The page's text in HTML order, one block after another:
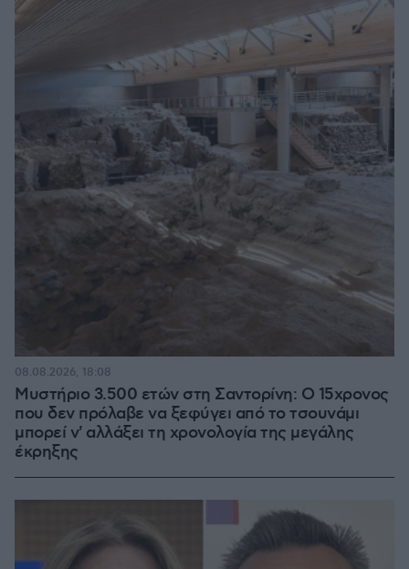
Μυστήριο 3.500 ετών στη Σαντορίνη: Ο 15χρονος
που δεν πρόλαβε να ξεφύγει από το τσουνάμι
μπορεί ν' αλλάξει τη χρονολογία της μεγάλης
έκρηξης
08.08.2026, 18:08